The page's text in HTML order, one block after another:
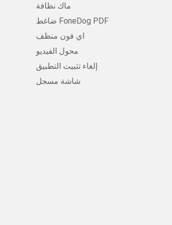
ماك نظافة
ضاغط FoneDog PDF
اي فون منظف
محول الفيديو
إلغاء تثبيت التطبيق
شاشة مسجل